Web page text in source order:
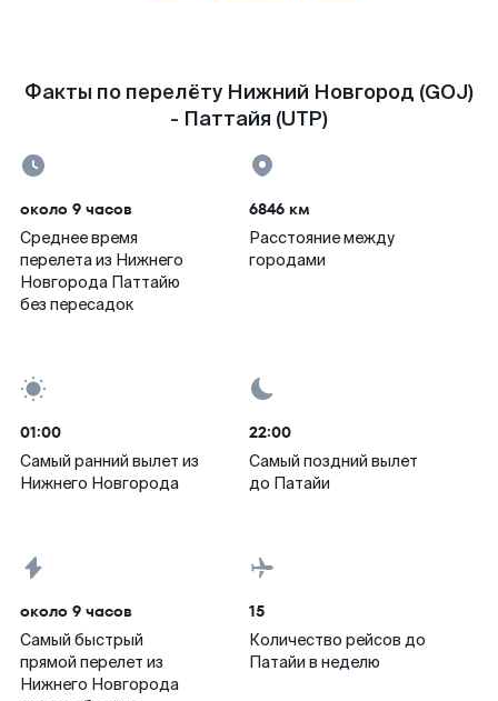
Факты по перелёту Нижний Новгород (GOJ)
- Паттайя (UTP)
около 9 часов
Среднее время
перелета из Нижнего
Новгорода Паттайю
без пересадок
6846 км
Расстояние между
городами
01:00
Самый ранний вылет из
Нижнего Новгорода
22:00
Самый поздний вылет
до Патайи
около 9 часов
Самый быстрый
прямой перелет из
Нижнего Новгорода
15
Количество рейсов до
Патайи в неделю